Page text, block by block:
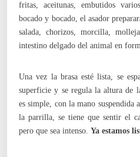
fritas, aceitunas, embutidos
bocado y bocado, el asador
salada, chorizos, morcilla,
intestino delgado del animal en
Una vez la brasa esté lista, se
superficie y se regula la altura de
es simple, con la mano suspendida
la parrilla, se tiene que sentir el
pero que sea intenso.Ya estamos